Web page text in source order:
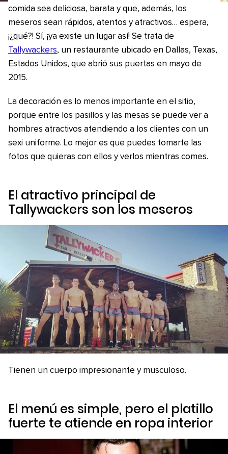
comida sea deliciosa, barata y que, además, los
meseros sean rápidos, atentos y atractivos… espera,
¡¿qué?! Sí, ¡ya existe un lugar así! Se trata de
Tallywackers, un restaurante ubicado en Dallas, Texas,
Estados Unidos, que abrió sus puertas en mayo de
2015.
La decoración es lo menos importante en el sitio,
porque entre los pasillos y las mesas se puede ver a
hombres atractivos atendiendo a los clientes con un
sexi uniforme. Lo mejor es que puedes tomarte las
fotos que quieras con ellos y verlos mientras comes.
El atractivo principal de
Tallywackers son los meseros
Tienen un cuerpo impresionante y musculoso.
El menú es simple, pero el platillo
fuerte te atiende en ropa interior